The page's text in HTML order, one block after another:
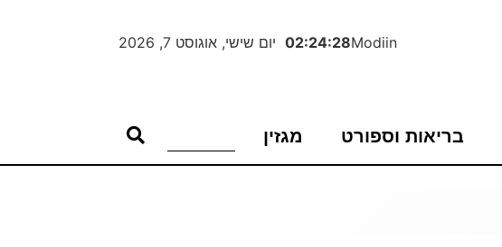
Modiin
02:24:29 יום שישי, אוגוסט 7, 2026
בריאות וספורט מגזין